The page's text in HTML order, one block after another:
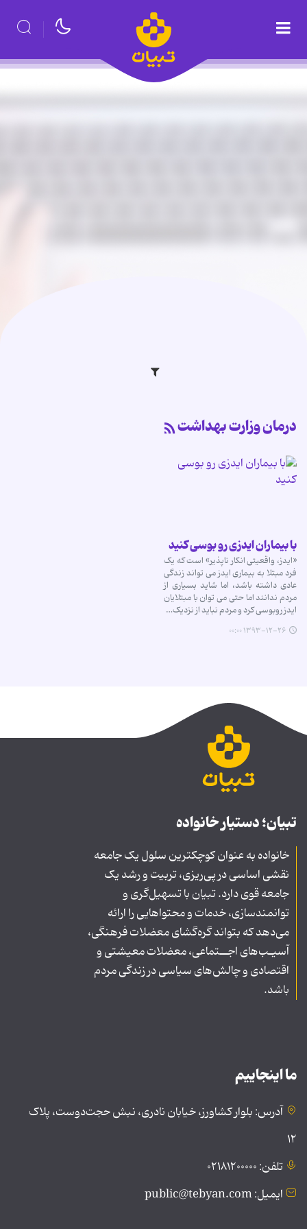
درمان وزارت بهداشت
با بیماران ایدزی رو بوسی کنید
«ایدز، واقعیتی انکار ناپذیر» است که یک
فرد مبتلا به بیماری ایدز می تواند زندگی
عادی داشته باشد، اما شاید بسیاری از
مردم ندانند اما حتی می توان با مبتلایان
ایدز روبوسی کرد و مردم نباید از نزدیک…
۱۳۹۳-۱۲-۲۶ ۰۰:۰۰
تبیان؛ دستیار خانواده
خانواده به عنوان کوچکترین سلول یک جامعه
نقشی اساسی در پی‌ریزی، تربیت و رشد یک
جامعه قوی دارد. تبیان با تسهیل‌گری و
توانمندسازی، خدمات و محتواهایی را ارائه
می‌دهد که بتواند گره‌گشای معضلات فرهنگی،
آسیـب‌های اجــتماعی، معضلات معیشتی و
اقتصادی و چالش‌های سیاسی در زندگی مردم
باشد.
ما اینجاییم
آدرس: بلوار کشاورز، خیابان نادری، نبش حجت‌دوست، پلاک
۱۲
تلفن: ۰۲۱۸۱۲۰۰۰۰۰
ایمیل: public@tebyan.com